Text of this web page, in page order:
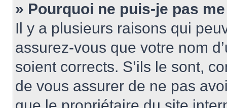
» Pourquoi ne puis-je pas
Il y a plusieurs raisons qui
assurez-vous que votre nom
soient corrects. S’ils le sont,
de vous assurer de ne pas